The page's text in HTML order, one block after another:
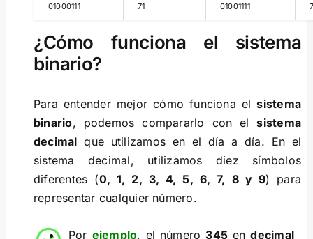
01000111 71 01001111
¿Cómo funciona el sistema
binario?
Para entender mejor cómo funciona elsistema
binario, podemos compararlo con elsistema
decimal que utilizamos en el día a día. En el
sistema decimal, utilizamos diez símbolos
diferentes (0, 1, 2, 3, 4, 5, 6, 7, 8 y 9) para
representar cualquier número.
Por ejemplo, el número345 endecimal